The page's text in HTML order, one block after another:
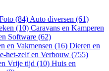
(84) Auto diversen (61)
(10) Caravans en Kamperen
Software (62)
en Vakmensen (16) Dieren en
het-zelf en Verbouw (755)
Vrije tijd (10) Huis en